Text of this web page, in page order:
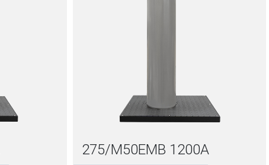
275/M50EMB 1200A